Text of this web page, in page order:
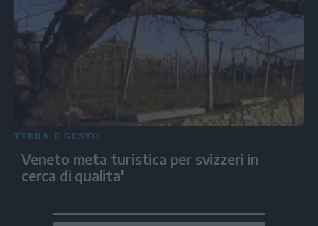
TERRA-E-GUSTO
Veneto meta turistica per svizzeri in
cerca di qualita'